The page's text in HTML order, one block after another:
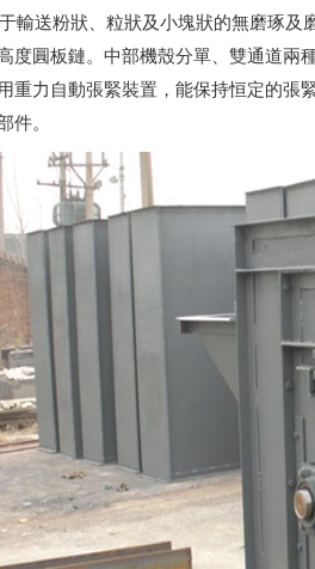
輸送粉狀、粒狀及小塊狀的無磨琢及
度圓板鏈。中部機殼分單、雙通道
重力自動張緊裝置，能保持恒定的張
件。